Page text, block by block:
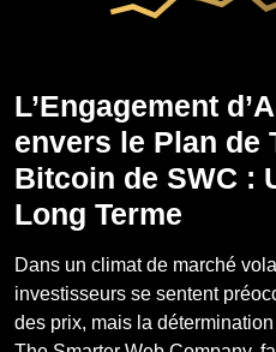
L’Engagement
envers le Plan de
Bitcoin de SWC :
Long Terme
Dans un climat de marché
investisseurs se sentent
des prix, mais la